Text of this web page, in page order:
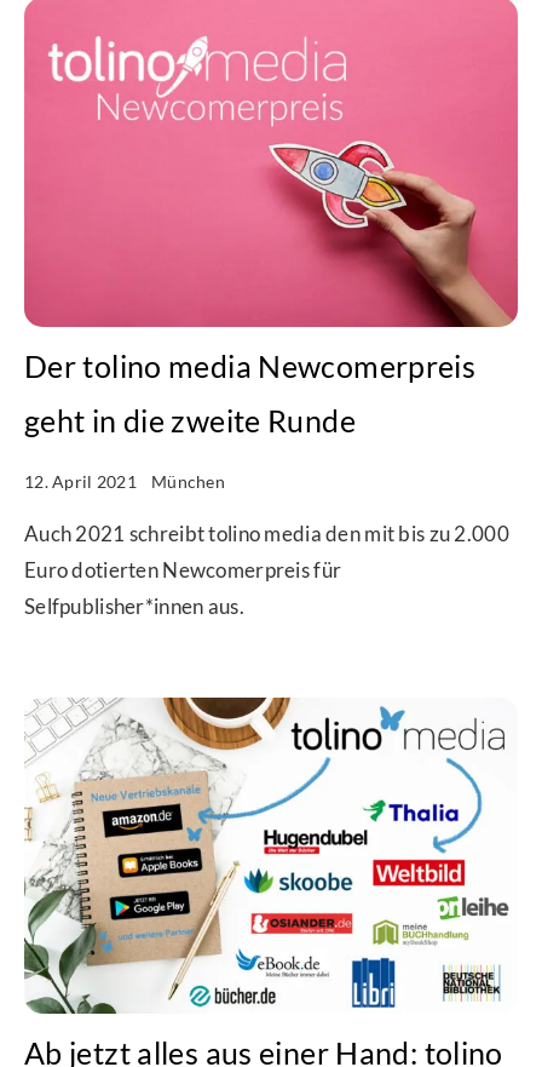
Der tolino media Newcomerpreis
geht in die zweite Runde
12. April 2021 München
Auch 2021 schreibt tolino media den mit bis zu 2.000
Euro dotierten Newcomerpreis für
Selfpublisher*innen aus.
Ab jetzt alles aus einer Hand: tolino